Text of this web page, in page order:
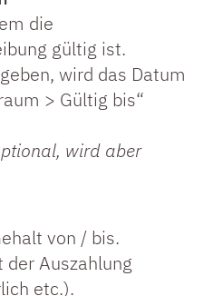
die
gültig ist.
wird das Datum
> Gültig bis“
wird aber
von / bis.
der Auszahlung
etc.).